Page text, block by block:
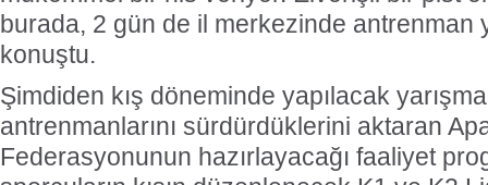
burada, 2 gün de il merkezinde antrenman
konuştu.
Şimdiden kış döneminde yapılacak
antrenmanlarını sürdürdüklerini aktaran
Federasyonunun hazırlayacağı faaliyet